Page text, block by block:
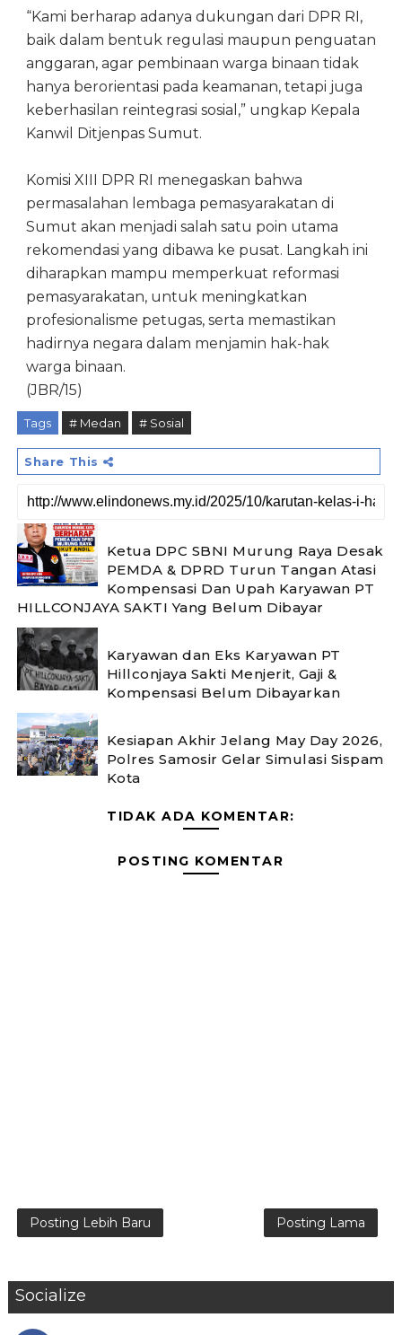
“Kami berharap adanya dukungan dari DPR RI,
baik dalam bentuk regulasi maupun penguatan
anggaran, agar pembinaan warga binaan tidak
hanya berorientasi pada keamanan, tetapi juga
keberhasilan reintegrasi sosial,” ungkap Kepala
Kanwil Ditjenpas Sumut.
Komisi XIII DPR RI menegaskan bahwa
permasalahan lembaga pemasyarakatan di
Sumut akan menjadi salah satu poin utama
rekomendasi yang dibawa ke pusat. Langkah ini
diharapkan mampu memperkuat reformasi
pemasyarakatan, untuk meningkatkan
profesionalisme petugas, serta memastikan
hadirnya negara dalam menjamin hak-hak
warga binaan.
(JBR/15)
Tags # Medan # Sosial
Share This
Ketua DPC SBNI Murung Raya Desak
PEMDA & DPRD Turun Tangan Atasi
Kompensasi Dan Upah Karyawan PT
HILLCONJAYA SAKTI Yang Belum Dibayar
Karyawan dan Eks Karyawan PT
Hillconjaya Sakti Menjerit, Gaji &
Kompensasi Belum Dibayarkan
Kesiapan Akhir Jelang May Day 2026,
Polres Samosir Gelar Simulasi Sispam
Kota
TIDAK ADA KOMENTAR:
POSTING KOMENTAR
Posting Lebih Baru Posting Lama
Socialize